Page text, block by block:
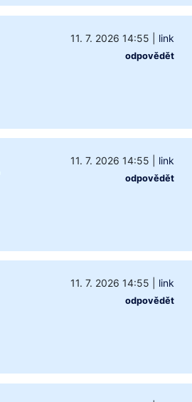
11. 7. 2026 14:55 link
odpovědět
11. 7. 2026 14:55 link
odpovědět
11. 7. 2026 14:55 link
odpovědět